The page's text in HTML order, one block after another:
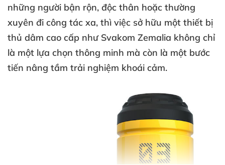
những người bận rộn, độc thân hoặc thường
xuyên đi công tác xa, thì việc sở hữu một thiết bị
thủ dâm cao cấp như Svakom Zemalia không chỉ
là một lựa chọn thông minh mà còn là một bước
tiến nâng tầm trải nghiệm khoái cảm.